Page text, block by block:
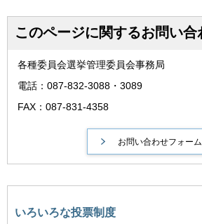
このページに関するお問い合
各種委員会選挙管理委員会事務局
電話：087-832-3088・3089
FAX：087-831-4358
いろいろな投票制度